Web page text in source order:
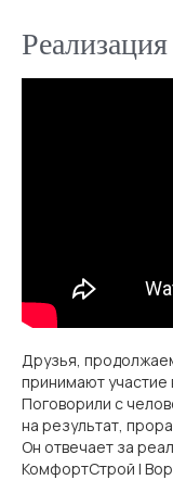
Друзья,
принимают участие
Поговорили с
на результат,
Он отвечает за
КомфортСтрой |